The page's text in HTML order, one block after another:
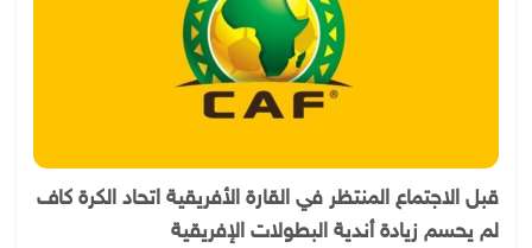
قبل الاجتماع المنتظر في القارة الأفريقية اتحاد الكرة كاف
لم يحسم زيادة أندية البطولات الإفريقية